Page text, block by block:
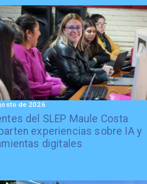
del SLEP Maule Costa
experiencias sobre IA y
digitales
de 2026